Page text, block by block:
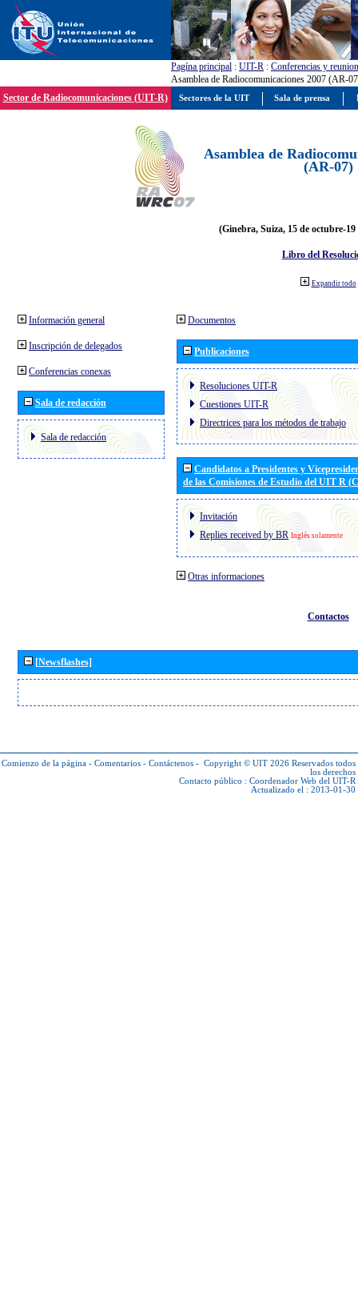
Pagína principal : UIT-R : Conferencias y
Asamblea de Radiocomunicaciones 2007 (AR-
Sector de Radiocomunicaciones (UIT-R)
Asamblea de
(AR-07)
(Ginebra, Suiza, 15 de octubre-19
Libro del
Expandir todo
Información general
Inscripción de delegados
Conferencias conexas
Sala de redacción
Sala de redacción
Documentos
Publicaciones
Resoluciones UIT-R
Cuestiones UIT-R
Directrices para los métodos de trabajo
Candidatos a Presidentes y
de las Comisiones de Estudio del UIT R
Invitación
Replies received by BR Inglés solamente
Otras informaciones
Contactos
[Newsflashes]
Comienzo de la página - Comentarios - Contáctenos - Copyright © UIT 2026 Reservados todos
los derechos
Contacto público : Coordenador Web del UIT-R
Actualizado el : 2013-01-30
Sectores de la UIT Sala de prensa